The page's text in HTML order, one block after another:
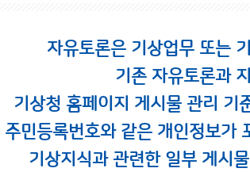
자유토론은 기상업무 또는
기존 자유토론과
기상청 홈페이지 게시물 관리 기
민등록번호와 같은 개인정보가
기상지식과 관련한 일부 게시